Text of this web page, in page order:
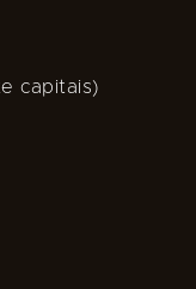
capitais)